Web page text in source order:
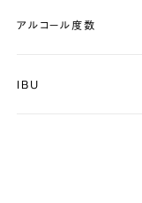
アルコール度数
IBU